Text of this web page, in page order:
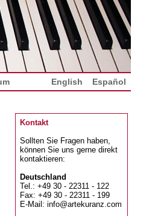
Español
English
Kontakt
Sollten Sie Fragen haben,
können Sie uns gerne direkt
kontaktieren:
Deutschland
Tel.: +49 30 - 22311 - 122
Fax: +49 30 - 22311 - 199
E-Mail: info@artekuranz.com